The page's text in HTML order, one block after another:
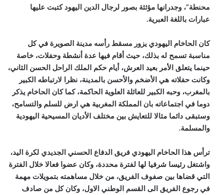
محنطة”، وجدرانها مؤثثة بصور لرجال الدين اليهود كتبت عليها
عبارات باللغة العبرية.
كان الحاخام اليهودي يزور مسقط رأسه مدينة الصويرة في كل
مناسبة تسمح له بذلك، حيث أقام فيها عدة أنشطة وحفلات، خاصة
حينما يتعلق الأمر بعيد العرش، أيام حكم الملك الراحل الحسن الثاني،
وكانت حفلاته هي الأضخم والأحسن بالمدينة، نظرا لارتباطه الكبير
بالمغرب، وحبه الكبير للعائلة العلوية الحاكمة، كما كان الحاخام يذكر
دوما في اجتماعاته بان المملكة المغربية هي ارض للسلم والتسامح،
وستبقى دائما مثالا للتعايش بين مختلف الأديان المسيحية اليهودية
والمسلمة.
ترأس هذا الحاخام اليهودي فريق الدفاع الحسني الجديدي لكرة اليد،
واشتغل رئيسا شرفيا لها لفترة محددة، وكان عضوا فعالا خلال الفترة
التي قضاها بين صفوف الفريق، من خلال مساهمته بتمويلات مهمة
في رجوع الفريق الى القسم الوطني الاول، وكان كل من صادف